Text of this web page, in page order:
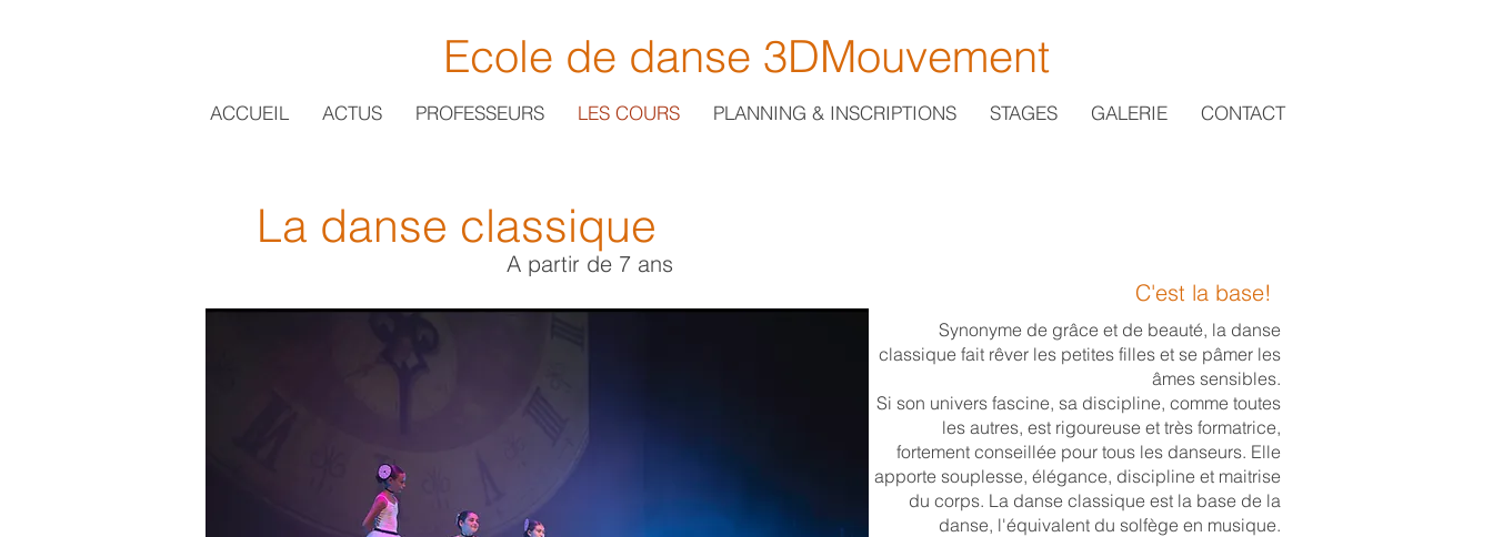
Ecole de danse 3DMouvement
ACCUEIL ACTUS PROFESSEURS LES COURS PLANNING & INSCRIPTIONS STAGES GALERIE CONTACT
La danse classique
A partir de 7 ans
C'est la base!
Synonyme de grâce et de beauté, la danse
classique fait rêver les petites filles et se pâmer les
âmes sensibles.
Si son univers fascine, sa discipline, comme toutes
les autres, est rigoureuse et très formatrice,
fortement conseillée pour tous les danseurs. Elle
apporte souplesse, élégance, discipline et maitrise
du corps. La danse classique est la base de la
danse, l'équivalent du solfège en musique.